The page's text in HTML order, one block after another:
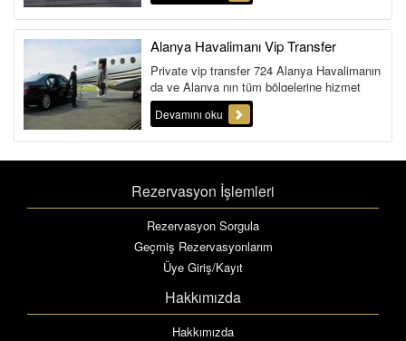
Alanya Havalimanı Vip Transfer
Private vip transfer 724 Alanya Havalimanın
da ve Alanya nın tüm bölgelerine hizmet
veren bir transfer firmas...
Devamını oku
Rezervasyon İşlemleri
Rezervasyon Sorgula
Geçmiş Rezervasyonlarım
Üye Giriş/Kayıt
Hakkımızda
Hakkımızda